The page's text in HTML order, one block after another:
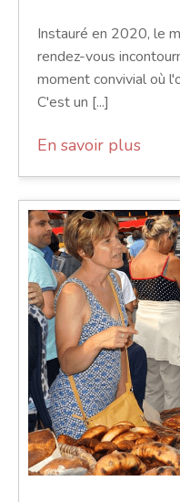
Instauré en 2020, le
rendez-vous
moment convivial où
C'est un [...]
En savoir plus